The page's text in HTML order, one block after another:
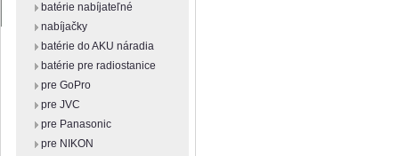
batérie nabíjateľné
nabíjačky
batérie do AKU náradia
batérie pre radiostanice
pre GoPro
pre JVC
pre Panasonic
pre NIKON